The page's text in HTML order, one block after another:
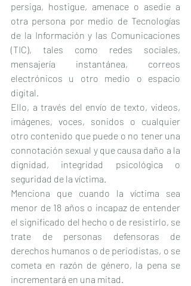
persiga, hostigue, amenace o asedie a
otra persona por medio de Tecnologías
de la Información y las Comunicaciones
(TIC), tales como redes sociales,
mensajería instantánea, correos
electrónicos u otro medio o espacio
digital.
Ello, a través del envío de texto, videos,
imágenes, voces, sonidos o cualquier
otro contenido que puede o no tener una
connotación sexual y que causa daño a la
dignidad, integridad psicológica o
seguridad de la víctima.
Menciona que cuando la víctima sea
menor de 18 años o incapaz de entender
el significado del hecho o de resistirlo, se
trate de personas defensoras de
derechos humanos o de periodistas, o se
cometa en razón de género, la pena se
incrementará en una mitad.